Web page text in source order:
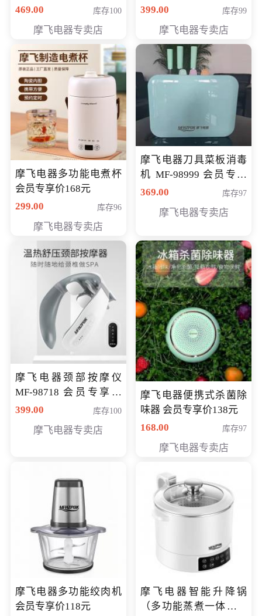
号MF-8888B 会员专享
469.00 库存100
摩飞电器专卖店
元
399.00 库存99
摩飞电器专卖店
摩飞电器多功能电煮杯
会员专享价168元
299.00
库存96
摩飞电器专卖店
摩飞电器刀具菜板消毒
机 MF-98999 会员专享
价286元
369.00 库存97
摩飞电器专卖店
摩飞电器颈部按摩仪
MF-98718 会员专享价
299元
399.00 库存100
摩飞电器专卖店
摩飞电器便携式杀菌除
味器 会员专享价138元
168.00
库存97
摩飞电器专卖店
摩飞电器多功能绞肉机
会员专享价118元
摩飞电器智能升降锅
（多功能蒸煮一体锅）